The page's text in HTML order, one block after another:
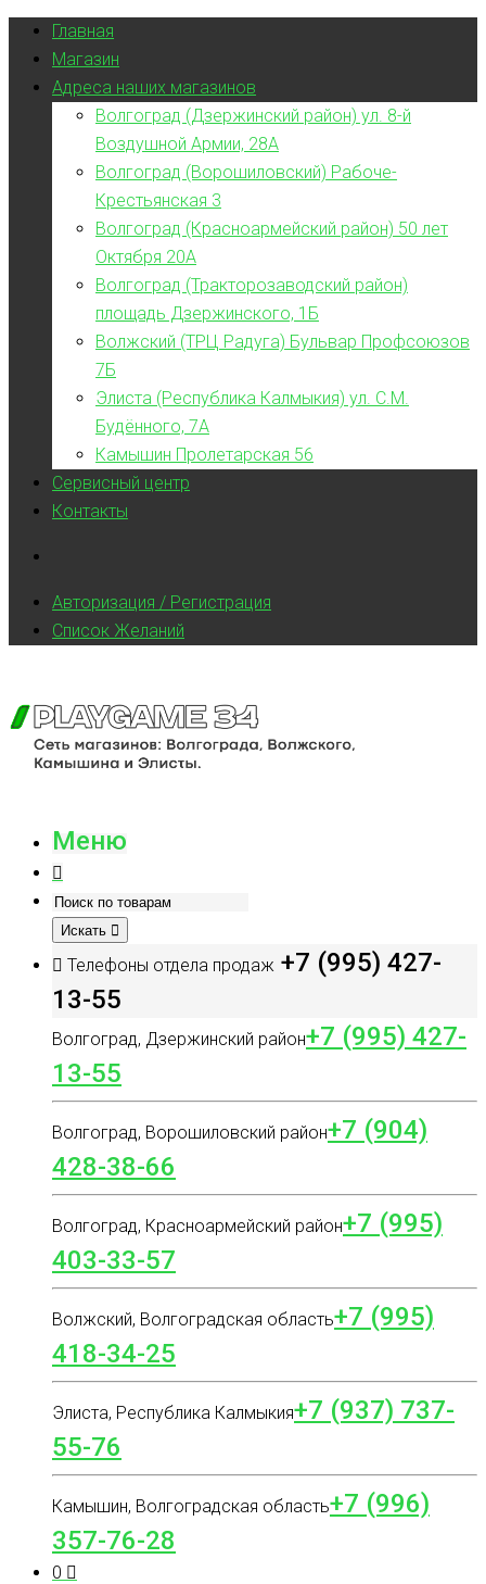
Главная
Магазин
Адреса наших магазинов
Волгоград (Дзержинский район) ул. 8-й
Воздушной Армии, 28А
Волгоград (Ворошиловский) Рабоче-
Крестьянская 3
Волгоград (Красноармейский район) 50 лет
Октября 20А
Волгоград (Тракторозаводский район)
площадь Дзержинского, 1Б
Волжский (ТРЦ Радуга) Бульвар Профсоюзов
7Б
Элиста (Республика Калмыкия) ул. С.М.
Будённого, 7А
Камышин Пролетарская 56
Сервисный центр
Контакты
Авторизация / Регистрация
Список Желаний
Меню
Искать
Телефоны отдела продаж +7 (995) 427-
13-55
Волгоград, Дзержинский район+7 (995) 427-
13-55
Волгоград, Ворошиловский район+7 (904)
428-38-66
Волгоград, Красноармейский район+7 (995)
403-33-57
Волжский, Волгоградская область+7 (995)
418-34-25
Элиста, Республика Калмыкия+7 (937) 737-
55-76
Камышин, Волгоградская область+7 (996)
357-76-28
0